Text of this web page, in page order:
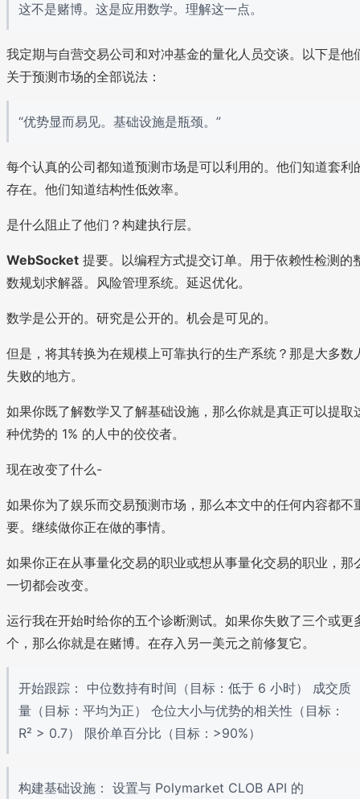
这不是赌博。这是应用数学。理解这一点。
我定期与自营交易公司和对冲基金的量化人员交谈。以下是他
关于预测市场的全部说法：
“优势显而易见。基础设施是瓶颈。”
每个认真的公司都知道预测市场是可以利用的。他们知道套利
存在。他们知道结构性低效率。
是什么阻止了他们？构建执行层。
WebSocket 提要。以编程方式提交订单。用于依赖性检测的
数规划求解器。风险管理系统。延迟优化。
数学是公开的。研究是公开的。机会是可见的。
但是，将其转换为在规模上可靠执行的生产系统？那是大多数
失败的地方。
如果你既了解数学又了解基础设施，那么你就是真正可以提取
种优势的 1% 的人中的佼佼者。
现在改变了什么-
如果你为了娱乐而交易预测市场，那么本文中的任何内容都不
要。继续做你正在做的事情。
如果你正在从事量化交易的职业或想从事量化交易的职业，那
一切都会改变。
运行我在开始时给你的五个诊断测试。如果你失败了三个或更
个，那么你就是在赌博。在存入另一美元之前修复它。
开始跟踪： 中位数持有时间（目标：低于 6 小时） 成交质
量（目标：平均为正） 仓位大小与优势的相关性（目标：
R² > 0.7） 限价单百分比（目标：>90%）
构建基础设施： 设置与 Polymarket CLOB API 的